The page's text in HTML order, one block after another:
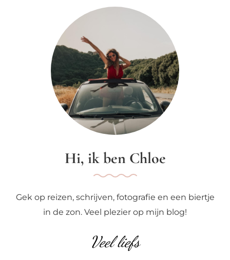
Hi, ik ben Chloe
Gek op reizen, schrijven, fotografie en een biertje
in de zon. Veel plezier op mijn blog!
Veel liefs